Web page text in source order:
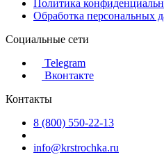
Политика
Обработка персональных
Социальные сети
Telegram
Вконтакте
Контакты
8 (800) 550-22-13
info@krstrochka.ru